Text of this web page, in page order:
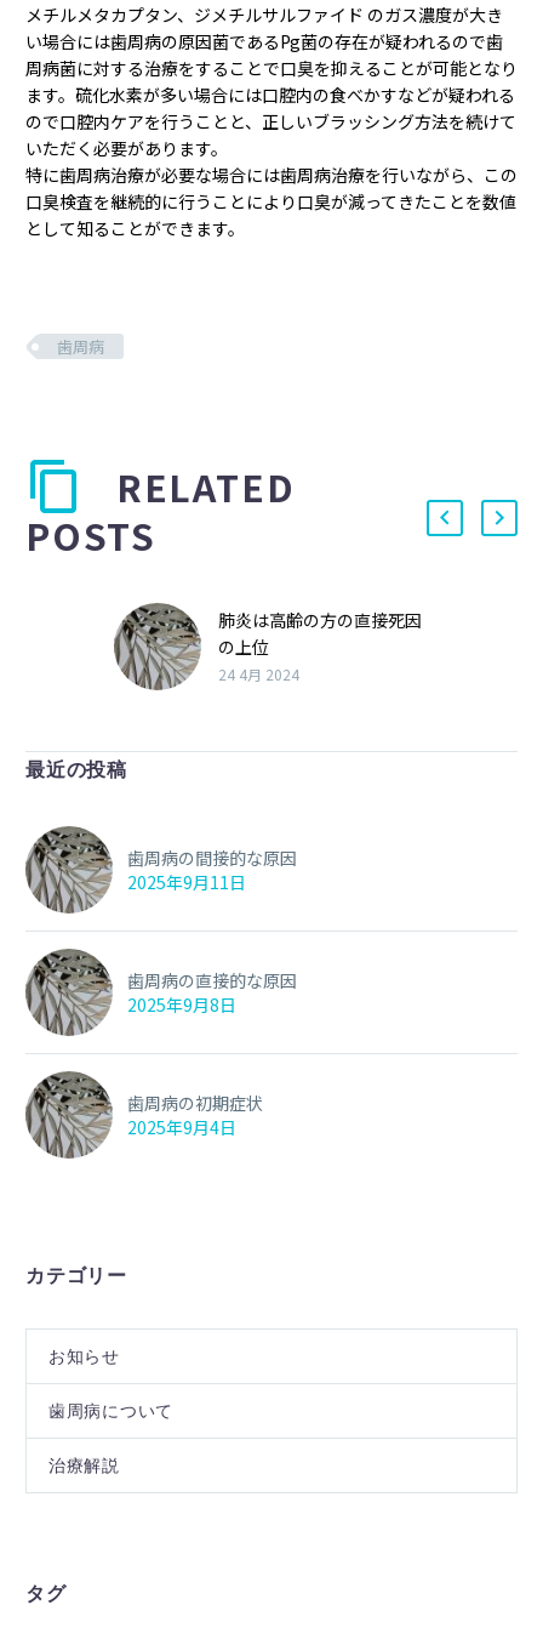
メチルメタカプタン、ジメチルサルファイド のガス濃度が大き
い場合には歯周病の原因菌であるPg菌の存在が疑われるので歯
周病菌に対する治療をすることで口臭を抑えることが可能となり
ます。硫化水素が多い場合には口腔内の食べかすなどが疑われる
ので口腔内ケアを行うことと、正しいブラッシング方法を続けて
いただく必要があります。
特に歯周病治療が必要な場合には歯周病治療を行いながら、この
口臭検査を継続的に行うことにより口臭が減ってきたことを数値
として知ることができます。
歯周病
RELATED
POSTS
肺炎は高齢の方の直接死因
の上位
24 4月 2024
最近の投稿
歯周病の間接的な原因
2025年9月11日
歯周病の直接的な原因
2025年9月8日
歯周病の初期症状
2025年9月4日
カテゴリー
お知らせ
歯周病について
治療解説
タグ